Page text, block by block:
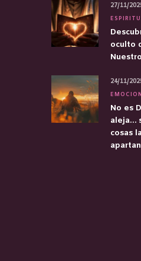
oculto
27/11/
No es
aleja…
cosas
24/11/